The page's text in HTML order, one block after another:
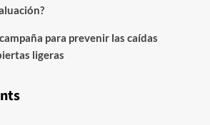
para prevenir las caídas
ligeras